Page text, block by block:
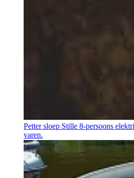
Petter sloep Stille 8-persoons
varen.